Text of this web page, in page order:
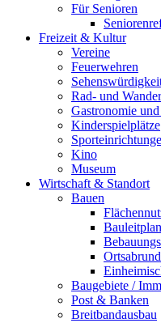
Für Senioren
Freizeit & Kultur
Vereine
Feuerwehren
Rad- und
Gastronomie
Kinderspielplätze
Kino
Museum
Wirtschaft & Standort
Bauen
Baugebiete /
Post & Banken
Breitbandausbau